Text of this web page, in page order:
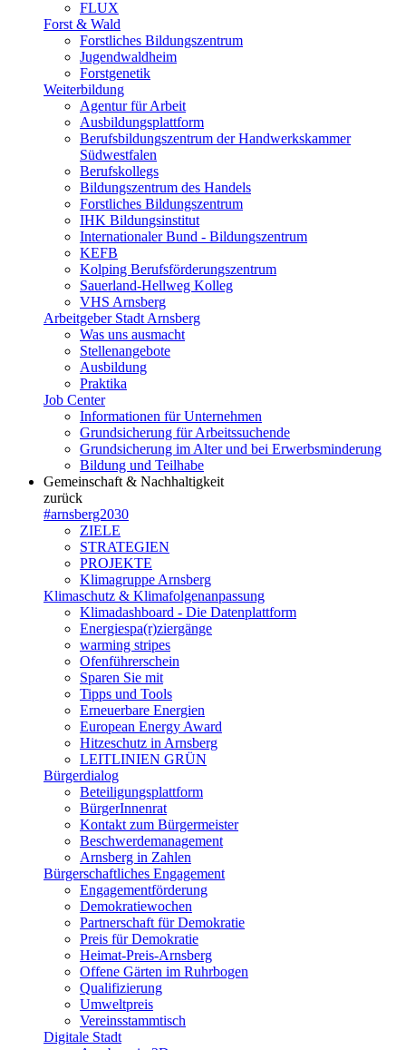
FLUX
Forst & Wald
Forstliches Bildungszentrum
Jugendwaldheim
Forstgenetik
Weiterbildung
Agentur für Arbeit
Ausbildungsplattform
Berufsbildungszentrum der Handwerkskammer
Südwestfalen
Berufskollegs
Bildungszentrum des Handels
Forstliches Bildungszentrum
IHK Bildungsinstitut
Internationaler Bund - Bildungszentrum
KEFB
Kolping Berufsförderungszentrum
Sauerland-Hellweg Kolleg
VHS Arnsberg
Arbeitgeber Stadt Arnsberg
Was uns ausmacht
Stellenangebote
Ausbildung
Praktika
Job Center
Informationen für Unternehmen
Grundsicherung für Arbeitssuchende
Grundsicherung im Alter und bei Erwerbsminderung
Bildung und Teilhabe
Gemeinschaft & Nachhaltigkeit
zurück
#arnsberg2030
ZIELE
STRATEGIEN
PROJEKTE
Klimagruppe Arnsberg
Klimaschutz & Klimafolgenanpassung
Klimadashboard - Die Datenplattform
Energiespa(r)ziergänge
warming stripes
Ofenführerschein
Sparen Sie mit
Tipps und Tools
Erneuerbare Energien
European Energy Award
Hitzeschutz in Arnsberg
LEITLINIEN GRÜN
Bürgerdialog
Beteiligungsplattform
BürgerInnenrat
Kontakt zum Bürgermeister
Beschwerdemanagement
Arnsberg in Zahlen
Bürgerschaftliches Engagement
Engagementförderung
Demokratiewochen
Partnerschaft für Demokratie
Preis für Demokratie
Heimat-Preis-Arnsberg
Offene Gärten im Ruhrbogen
Qualifizierung
Umweltpreis
Vereinsstammtisch
Digitale Stadt